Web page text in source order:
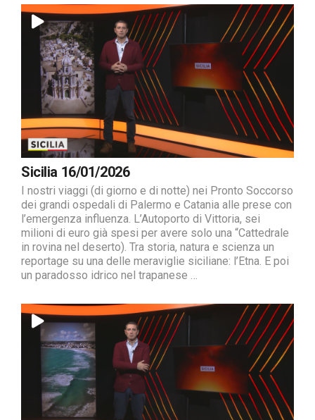
Sicilia 16/01/2026
I nostri viaggi (di giorno e di notte) nei Pronto Soccorso
dei grandi ospedali di Palermo e Catania alle prese con
l’emergenza influenza. L’Autoporto di Vittoria, sei
milioni di euro già spesi per avere solo una “Cattedrale
in rovina nel deserto). Tra storia, natura e scienza un
reportage su una delle meraviglie siciliane: l’Etna. E poi
un paradosso idrico nel trapanese …